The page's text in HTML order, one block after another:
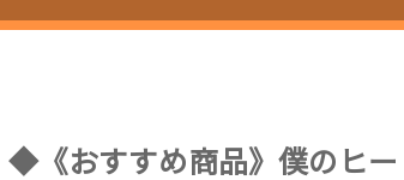
《おすすめ商品》僕のヒー